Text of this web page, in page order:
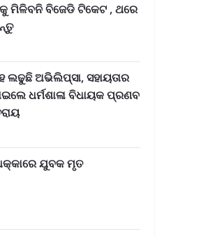
ମିଳିବନି ବିଜେଡି ଟିକେଟ , ଥରେ
ଲଢୁଛି ଅଭିଲିପ୍ସା, ସହାୟତାର
ଧର୍ମଶାଳା ବିଧାୟକ ପ୍ରଣବ
ଯୁବକ ମୃତ